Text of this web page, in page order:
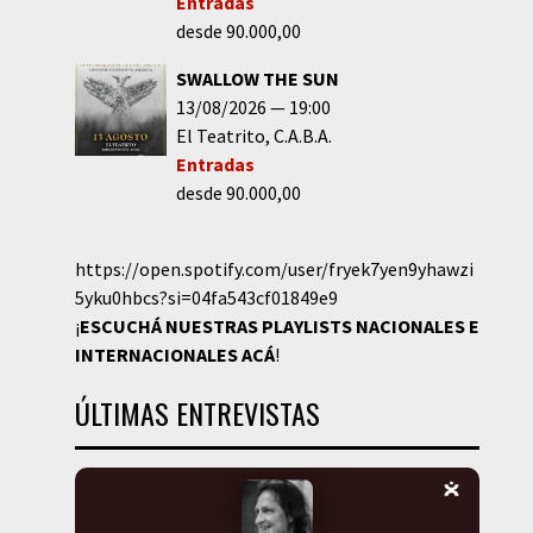
desde 90.000,00
SWALLOW THE SUN
13/08/2026
19:00
El Teatrito C.A.B.A.
Entradas
desde 90.000,00
https://open.spotify.com/user/fryek7yen9yhawzi
5yku0hbcs?si=04fa543cf01849e9
¡ESCUCHÁ NUESTRAS PLAYLISTS NACIONALES E
INTERNACIONALESACÁ!
ÚLTIMAS ENTREVISTAS